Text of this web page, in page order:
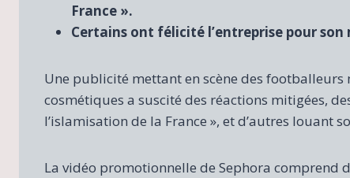
France ».
Certains ont félicité l’entreprise pour
Une publicité mettant en scène des
cosmétiques a suscité des réactions mitigées,
l’islamisation de la France », et d’autres louant
La vidéo promotionnelle de Sephora comprend